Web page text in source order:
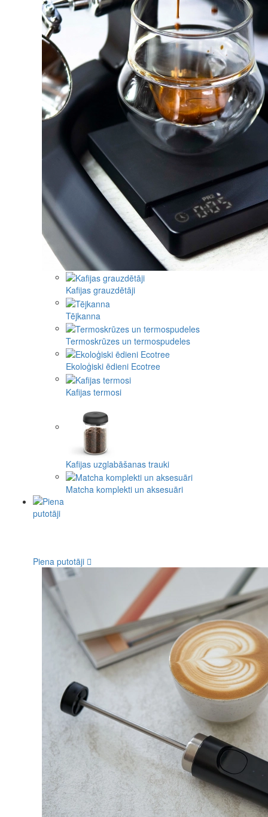
Kafijas grauzdētāji
Tējkanna
Termoskrūzes un termospudeles
Ekoloģiski ēdieni Ecotree
Kafijas termosi
Kafijas uzglabāšanas trauki
Matcha komplekti un aksesuāri
Piena putotāji